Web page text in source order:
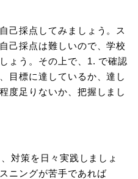
己採点してみましょう。ス
己採点は難しいので、学校
ょう。その上で、1. で確認
目標に達しているか、達し
度足りないか、把握しまし
対策を日々実践しましょ
ニングが苦手であれば